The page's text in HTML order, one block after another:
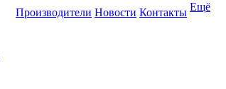
Производители Новости Контакты Ещё